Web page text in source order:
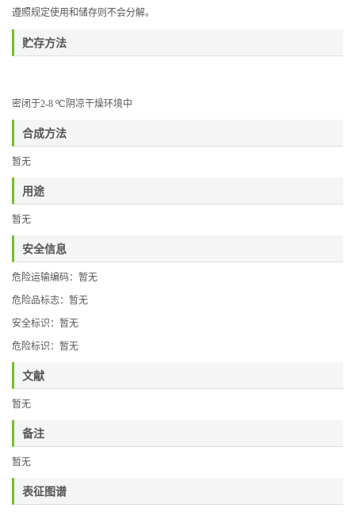
遵照规定使用和储存则不会分解。
贮存方法
密闭于2-8 ºC 阴凉干燥环境中
合成方法
暂无
用途
暂无
安全信息
危险运输编码：暂无
危险品标志：暂无
安全标识：暂无
危险标识：暂无
文献
暂无
备注
暂无
表征图谱